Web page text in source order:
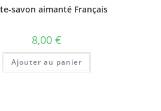
savon aimanté Français
8,00€
Ajouter au panier